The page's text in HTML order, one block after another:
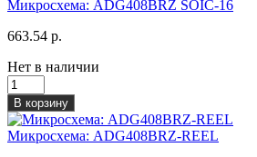
Микросхема: ADG408BRZ SOIC-16
663.54 р.
Нет в наличии
В корзину
Микросхема: ADG408BRZ-REEL